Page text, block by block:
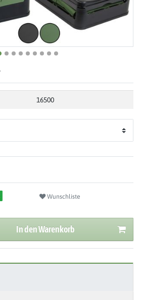
16500
Wunschliste
In den Warenkorb